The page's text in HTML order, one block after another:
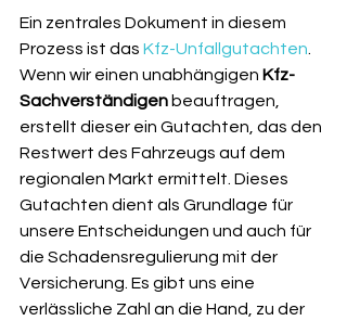
Ein zentrales Dokument in diesem
Prozess ist das Kfz-Unfallgutachten
Wenn wir einen unabhängigen Kfz-
Sachverständigen beauftragen,
erstellt dieser ein Gutachten, das den
Restwert des Fahrzeugs auf dem
regionalen Markt ermittelt. Dieses
Gutachten dient als Grundlage für
unsere Entscheidungen und auch für
die Schadensregulierung mit der
Versicherung. Es gibt uns eine
verlässliche Zahl an die Hand, zu der